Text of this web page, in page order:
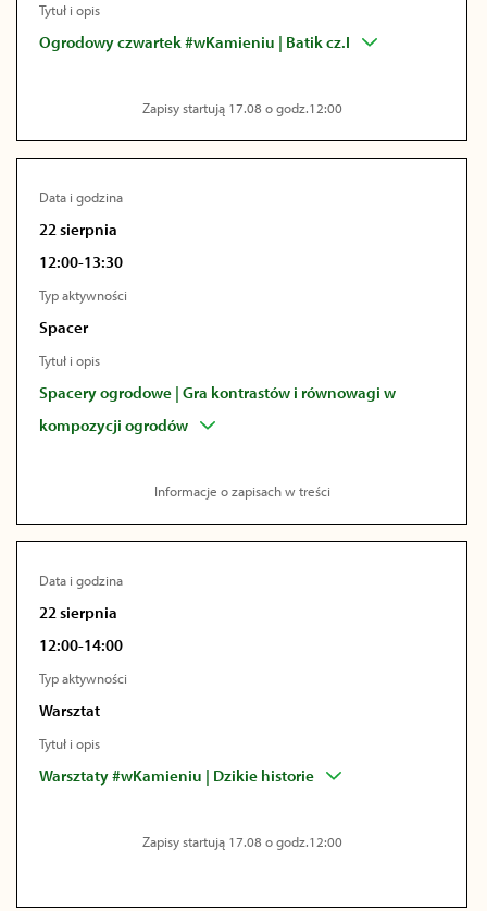
Tytuł i opis
Ogrodowy czwartek #wKamieniu | Batik cz.I
Zapisy startują 17.08 o godz.12:00
Data i godzina
22 sierpnia
12:00-13:30
Typ aktywności
Spacer
Tytuł i opis
Spacery ogrodowe | Gra kontrastów i równowagi w
kompozycji ogrodów
Informacje o zapisach w treści
Data i godzina
22 sierpnia
12:00-14:00
Typ aktywności
Warsztat
Tytuł i opis
Warsztaty #wKamieniu | Dzikie historie
Zapisy startują 17.08 o godz.12:00